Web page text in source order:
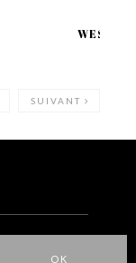
SUIVANT
OK